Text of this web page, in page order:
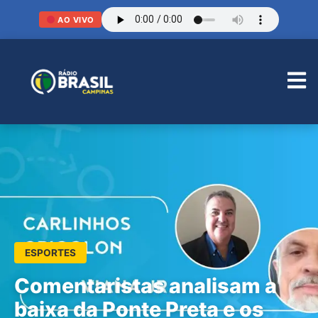
AO VIVO
ESPORTES
Comentaristas analisam a
baixa da Ponte Preta e os